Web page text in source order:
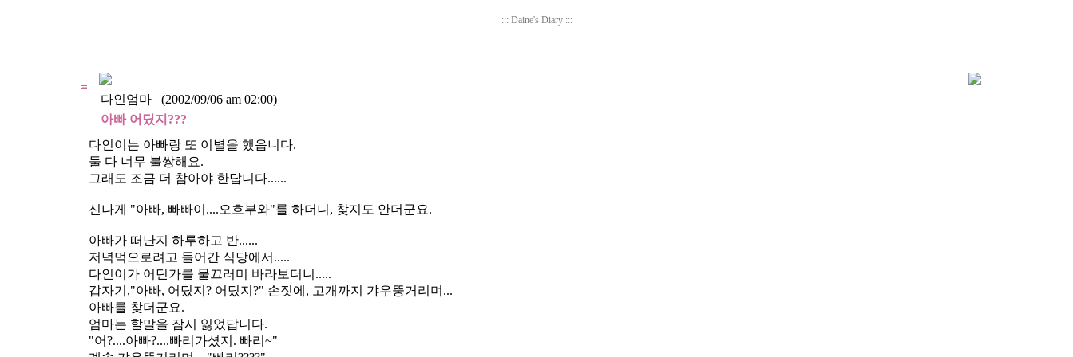
::: Daine's Diary :::
다인엄마 (2002/09/06 am 02:00)
아빠 어딨지???
다인이는 아빠랑 또 이별을 했읍니다.
둘 다 너무 불쌍해요.
그래도 조금 더 참아야 한답니다......
신나게 "아빠, 빠빠이....오흐부와"를 하더니, 찾지도 안더군요.
아빠가 떠난지 하루하고 반......
저녁먹으로려고 들어간 식당에서.....
다인이가 어딘가를 물끄러미 바라보더니.....
갑자기,"아빠, 어딨지? 어딨지?" 손짓에, 고개까지 갸우뚱거리며...
아빠를 찾더군요.
엄마는 할말을 잠시 잃었답니다.
"어?....아빠?....빠리가셨지. 빠리~"